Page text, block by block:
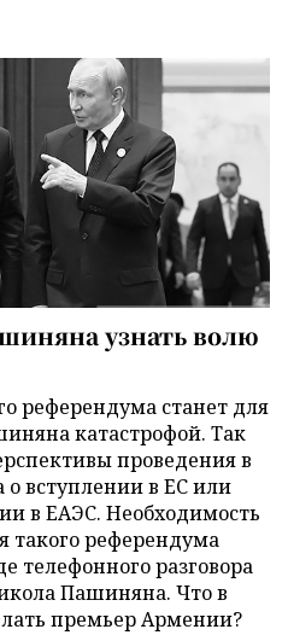
узнать волю
референдума станет для
катастрофой. Так
проведения в
о вступлении в ЕС или
в ЕАЭС. Необходимость
такого референдума
телефонного разговора
Пашиняна. Что в
премьер Армении?